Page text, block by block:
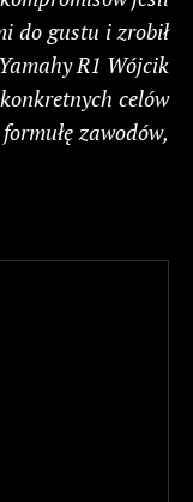
do gustu i zrobił
R1 Wójcik
celów
zawodów,